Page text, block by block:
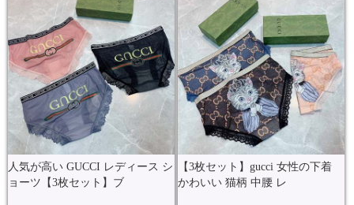
人気が高い GUCCI レディース シ
ョーツ【3枚セット】ブ
【3枚セット】gucci 女性の下着
かわいい 猫柄 中腰 レ